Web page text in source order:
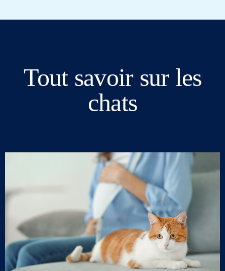
Tout savoir sur les
chats